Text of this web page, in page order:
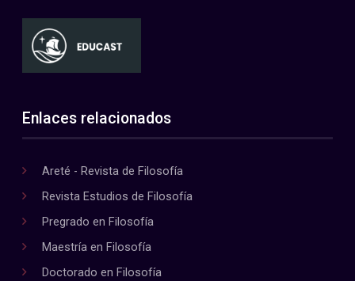
Enlaces relacionados
Areté - Revista de Filosofía
Revista Estudios de Filosofía
Pregrado en Filosofía
Maestría en Filosofía
Doctorado en Filosofía